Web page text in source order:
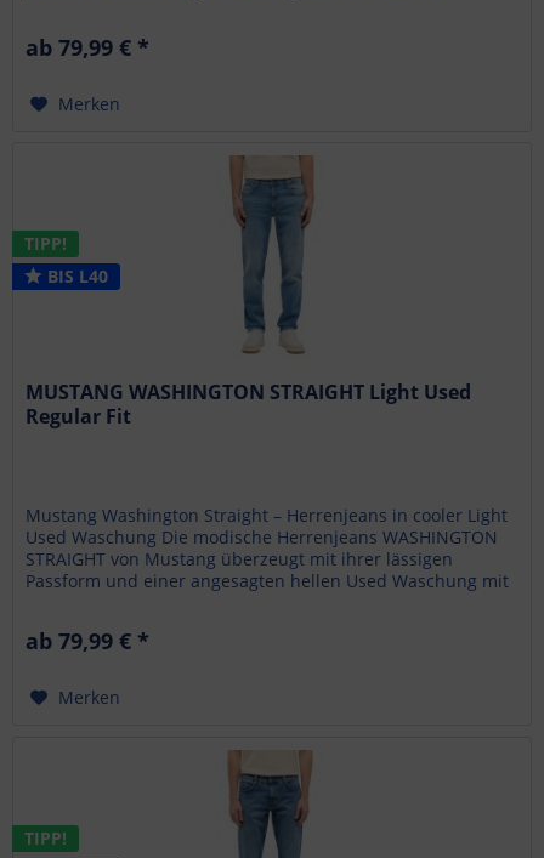
ab 79,99 € *
Merken
TIPP!
BIS L40
MUSTANG WASHINGTON STRAIGHT Light Used
Regular Fit
Mustang Washington Straight – Herrenjeans in cooler Light
Used Waschung Die modische Herrenjeans WASHINGTON
STRAIGHT von Mustang überzeugt mit ihrer lässigen
Passform und einer angesagten hellen Used Waschung mit
ab 79,99 € *
Merken
TIPP!